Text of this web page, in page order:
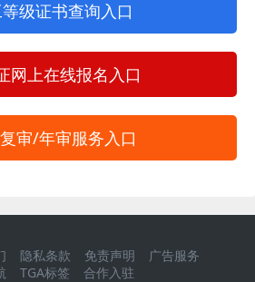
级证书查询入口
网上在线报名入口
审/年审服务入口
隐私条款 免责声明
广告服务
TGA标签 合作入驻